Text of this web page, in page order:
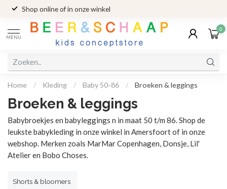
Shop online of in onze winkel
MENU
0
Home / Kleding / Baby 50-86 / Broeken & leggings
Broeken & leggings
Babybroekjes en babyleggings n in maat 50 t/m 86. Shop de
leukste babykleding in onze winkel in Amersfoort of in onze
webshop. Merken zoals MarMar Copenhagen, Donsje, Lil'
Atelier en Bobo Choses.
Shorts & bloomers